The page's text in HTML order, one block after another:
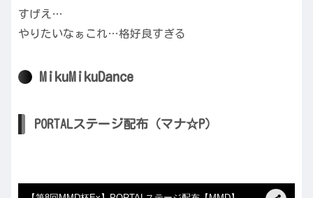
すげえ…
やりたいなぁこれ…格好良すぎる
MikuMikuDance
PORTALステージ配布（マナ☆P）